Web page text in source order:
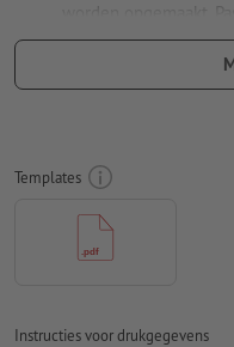
worden opgemaakt.
dienovereenkomstig
Om ervoor te zorgen
Resolutie:300 dpi
Rondom 2 mm
ten minste 4 mm
naar krommen
Templates
Instructies voor drukgegevens